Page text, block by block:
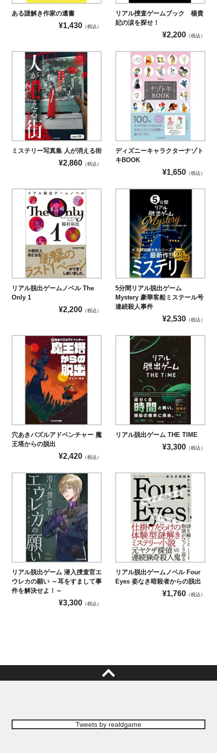
ある謎解き作家の遺書
¥1,430 （税込）
リアル捜査ゲームブック 楊貴
妃の涙を探せ！
¥2,200 （税込）
ミステリー写真集 人が消える街
¥2,860 （税込）
ディズニーキャラクターナゾト
キBOOK
¥1,650 （税込）
リアル脱出ゲームノベル The
Only 1
¥2,200 （税込）
5分間リアル脱出ゲーム
Mystery 豪華客船ミステール号
連続殺人事件
¥2,530 （税込）
穴あきパズルアドベンチャー 魔
王塔からの脱出
¥2,420 （税込）
リアル脱出ゲーム THE TIME
¥3,300 （税込）
リアル脱出ゲーム 潜入捜査官エ
ウレカの願い ～耳をすまして事
件を解決せよ！～
¥3,300 （税込）
リアル脱出ゲームノベル Four
Eyes 姿なき暗殺者からの脱出
¥1,760 （税込）
Tweets by realdgame